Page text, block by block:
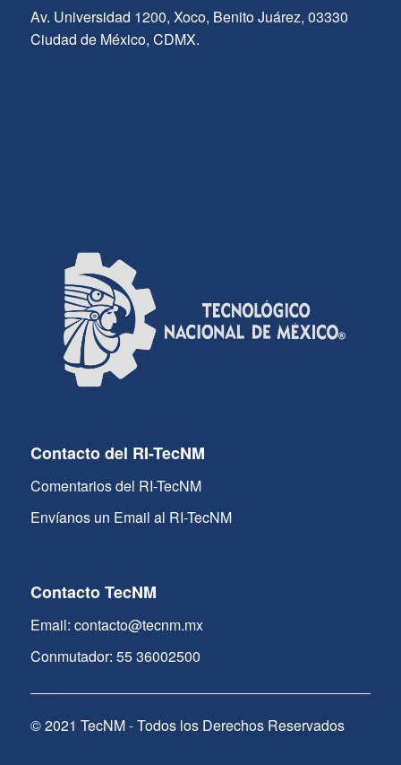
Av. Universidad 1200, Xoco, Benito Juárez, 03330
Ciudad de México, CDMX.
Contacto del RI-TecNM
Comentarios del RI-TecNM
Envíanos un Email al RI-TecNM
Contacto TecNM
Email: contacto@tecnm.mx
Conmutador: 55 36002500
© 2021 TecNM - Todos los Derechos Reservados